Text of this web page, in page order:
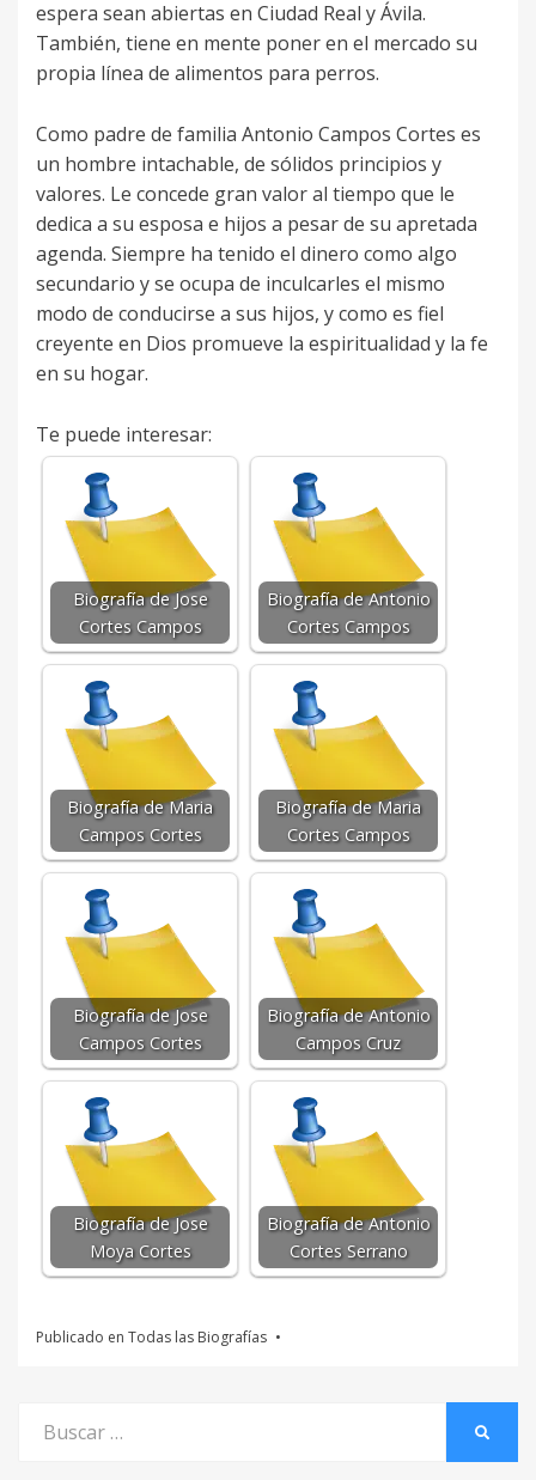
espera sean abiertas en Ciudad Real y Ávila.
También, tiene en mente poner en el mercado su
propia línea de alimentos para perros.
Como padre de familia Antonio Campos Cortes es
un hombre intachable, de sólidos principios y
valores. Le concede gran valor al tiempo que le
dedica a su esposa e hijos a pesar de su apretada
agenda. Siempre ha tenido el dinero como algo
secundario y se ocupa de inculcarles el mismo
modo de conducirse a sus hijos, y como es fiel
creyente en Dios promueve la espiritualidad y la fe
en su hogar.
Te puede interesar:
Biografía de Jose
Cortes Campos
Biografía de Antonio
Cortes Campos
Biografía de Maria
Campos Cortes
Biografía de Maria
Cortes Campos
Biografía de Jose
Campos Cortes
Biografía de Antonio
Campos Cruz
Biografía de Jose
Moya Cortes
Biografía de Antonio
Cortes Serrano
Publicado en Todas las Biografías
por: